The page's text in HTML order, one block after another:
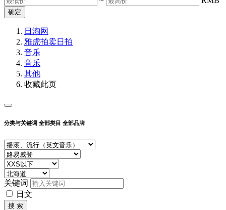
确定
日淘网
雅虎拍卖日拍
音乐
音乐
其他
收藏此页
分类与关键词 全部类目 全部品牌
关键词
日文
搜 索